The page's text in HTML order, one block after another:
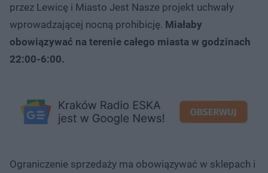
przez Lewicę i Miasto Jest Nasze projekt uchwały
wprowadzającej nocną prohibicję. Miałaby
obowiązywać na terenie całego miasta w godzinach
22:00-6:00.
Ograniczenie sprzedaży ma obowiązywać w sklepach i